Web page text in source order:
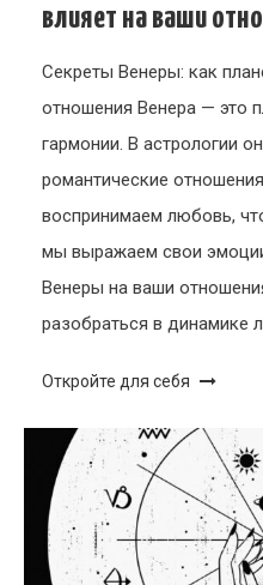
влияет на ваши
Секреты Венеры: как
отношения Венера — это
гармонии. В астрологии
романтические
воспринимаем любовь,
мы выражаем свои
Венеры на ваши
разобраться в динамике
Откройте для себя